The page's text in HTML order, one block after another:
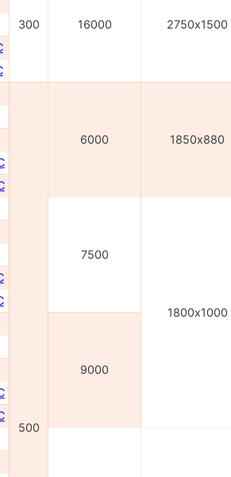
300 16000 2750х1500
500
6000 1850х880
7500
1800х1000
9000